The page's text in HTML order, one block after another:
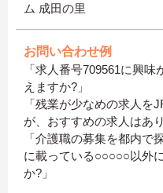
ム 成田の里
お問い合わせ例
「求人番号709561に興
えますか?」
「残業が少なめの求人を
が、おすすめの求人はあ
「介護職の募集を都内で
に載っている○○○○○以外
か?」